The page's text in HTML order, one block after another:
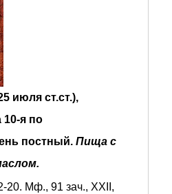
июля ст.ст.),
я по
постный. Пища с
20. Мф., 91 зач., XXII,